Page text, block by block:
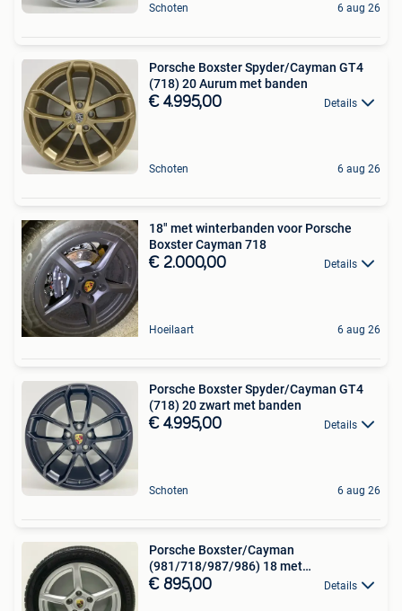
Schoten 6 aug 26
Porsche Boxster Spyder/Cayman GT4
(718) 20 Aurum met banden
€ 4.995,00 Details
Schoten 6 aug 26
18" met winterbanden voor Porsche
Boxster Cayman 718
€ 2.000,00 Details
Hoeilaart 6 aug 26
Porsche Boxster Spyder/Cayman GT4
(718) 20 zwart met banden
€ 4.995,00 Details
Schoten 6 aug 26
Porsche Boxster/Cayman
(981/718/987/986) 18 met
winterbanden
€ 895,00 Details